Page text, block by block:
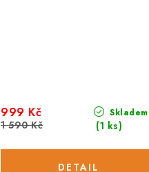
Skladem
(1 ks)
999 Kč
1 590 Kč